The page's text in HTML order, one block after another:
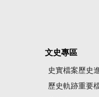
文史專區
史實檔案歷史
歷史軌跡重要